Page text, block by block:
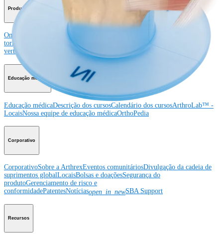
Producto
Ombro Mão e punho
tornozelo
Ortobiológicos Cirurgia cardiotorácica
vertebral
Imagem e ressecção
Educação médica
Educação médicaDescrição dos cursosCalendário dos cursosArthroLab™ -
LocaisNossa equipe de educação médicaOrthoPedia
Corporativo
CorporativoSobre a ArthrexEventos comunitáriosDivulgação da cadeia de
suprimentos globalLocaisBolsas e doaçõesSegurança do
produtoGerenciamento de risco e
conformidadePatentesNotíciasopen_in_newSBA Support
Recursos